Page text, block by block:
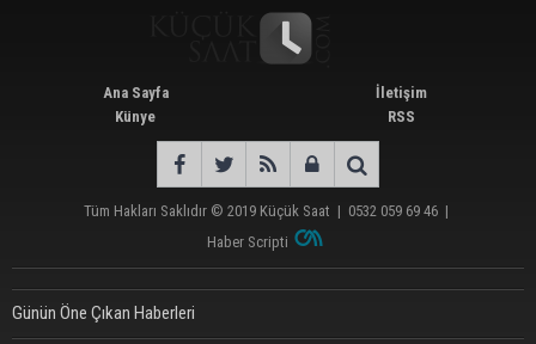
Ana Sayfa
Künye
İletişim
RSS
Tüm Hakları Saklıdır © 2019 Küçük Saat | 0532 059 69 46 |
Haber Scripti
Günün Öne Çıkan Haberleri